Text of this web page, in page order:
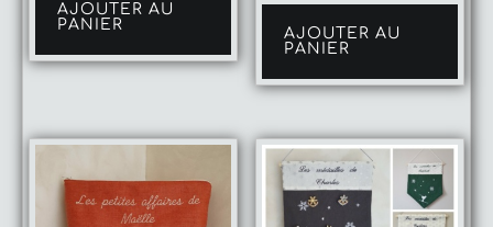
AJOUTER AU
PANIER
AJOUTER AU
PANIER